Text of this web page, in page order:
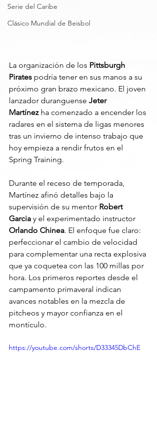
Serie del Caribe
Clásico Mundial de Beisbol
La organización de los Pittsburgh
Pirates podría tener en sus manos a su
próximo gran brazo mexicano. El joven
lanzador duranguense Jeter
Martínez ha comenzado a encender los
radares en el sistema de ligas menores
tras un invierno de intenso trabajo que
hoy empieza a rendir frutos en el
Spring Training.
Durante el receso de temporada,
Martínez afinó detalles bajo la
supervisión de su mentor Robert
Garcia y el experimentado instructor
Orlando Chinea. El enfoque fue claro:
perfeccionar el cambio de velocidad
para complementar una recta explosiva
que ya coquetea con las 100 millas por
hora. Los primeros reportes desde el
campamento primaveral indican
avances notables en la mezcla de
pitcheos y mayor confianza en el
montículo.
https://youtube.com/shorts/D33345DbChE